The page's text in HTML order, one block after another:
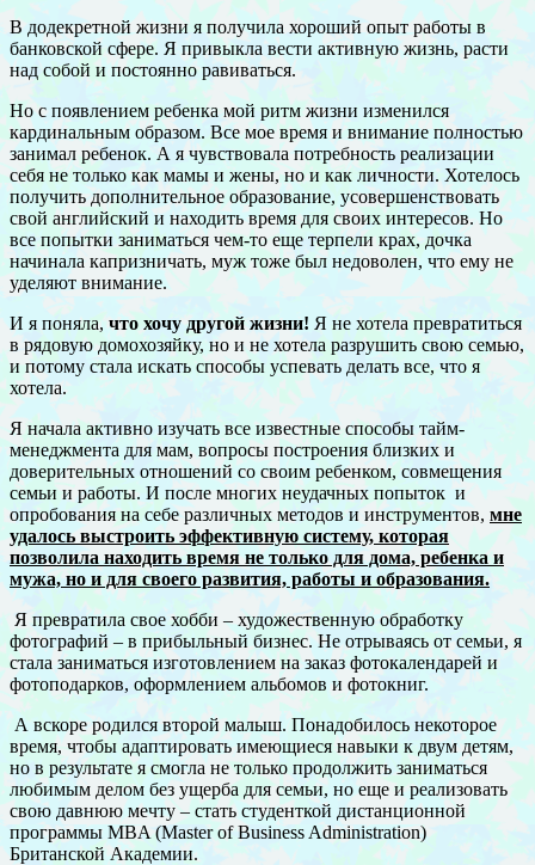
В додекретной жизни я получила хороший опыт работы в
банковской сфере. Я привыкла вести активную жизнь, расти
над собой и постоянно равиваться.
Но с появлением ребенка мой ритм жизни изменился
кардинальным образом. Все мое время и внимание полностью
занимал ребенок. А я чувствовала потребность реализации
себя не только как мамы и жены, но и как личности. Хотелось
получить дополнительное образование, усовершенствовать
свой английский и находить время для своих интересов. Но
все попытки заниматься чем-то еще терпели крах, дочка
начинала капризничать, муж тоже был недоволен, что ему не
уделяют внимание.
И я поняла, что хочу другой жизни! Я не хотела превратиться
в рядовую домохозяйку, но и не хотела разрушить свою семью,
и потому стала искать способы успевать делать все, что я
хотела.
Я начала активно изучать все известные способы тайм-
менеджмента для мам, вопросы построения близких и
доверительных отношений со своим ребенком, совмещения
семьи и работы. И после многих неудачных попыток и
опробования на себе различных методов и инструментов, мне
удалось выстроить эффективную систему, которая
позволила находить время не только для дома, ребенка и
мужа, но и для своего развития, работы и образования.
Я превратила свое хобби – художественную обработку
фотографий – в прибыльный бизнес. Не отрываясь от семьи, я
стала заниматься изготовлением на заказ фотокалендарей и
фотоподарков, оформлением альбомов и фотокниг.
А вскоре родился второй малыш. Понадобилось некоторое
время, чтобы адаптировать имеющиеся навыки к двум детям,
но в результате я смогла не только продолжить заниматься
любимым делом без ущерба для семьи, но еще и реализовать
свою давнюю мечту – стать студенткой дистанционной
программы MBA (Master of Business Administration)
Британской Академии.